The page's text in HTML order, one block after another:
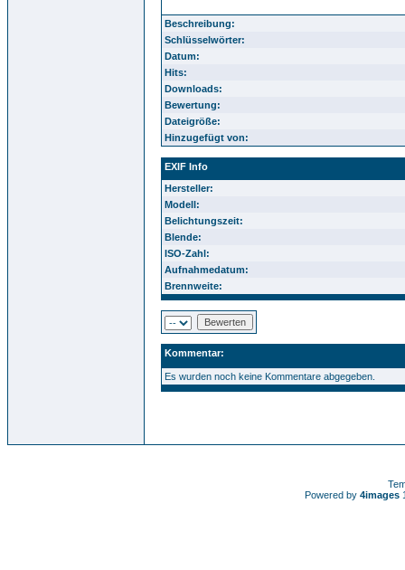
Beschreibung:
Schlüsselwörter:
Datum:
Hits:
Downloads:
Bewertung:
Dateigröße:
Hinzugefügt von:
EXIF Info
Hersteller:
Modell:
Belichtungszeit:
Blende:
ISO-Zahl:
Aufnahmedatum:
Brennweite:
Kommentar:
Es wurden noch keine Kommentare abgegeben.
Powered by 4images